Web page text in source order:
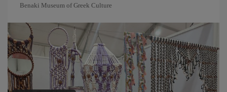
Benaki Museum of Greek Culture